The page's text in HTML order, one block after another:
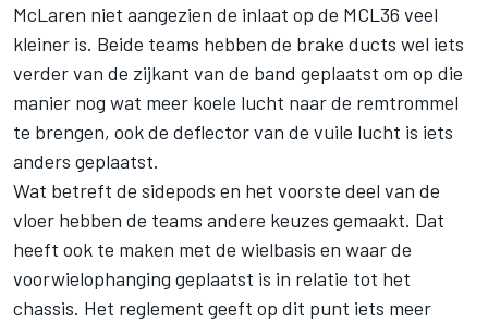
McLaren niet aangezien de inlaat op de MCL36 veel
kleiner is. Beide teams hebben de brake ducts wel iets
verder van de zijkant van de band geplaatst om op die
manier nog wat meer koele lucht naar de remtrommel
te brengen, ook de deflector van de vuile lucht is iets
anders geplaatst.
Wat betreft de sidepods en het voorste deel van de
vloer hebben de teams andere keuzes gemaakt. Dat
heeft ook te maken met de wielbasis en waar de
voorwielophanging geplaatst is in relatie tot het
chassis. Het reglement geeft op dit punt iets meer